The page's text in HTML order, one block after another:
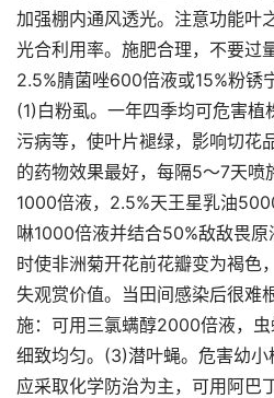
加强棚内通风透光。注意功能叶
光合利用率。施肥合理，不要过
2.5%腈菌唑600倍液或15%粉
(1)白粉虱。一年四季均可危害植
污病等，使叶片褪绿，影响切花
的药物效果最好，每隔5～7天喷
1000倍液，2.5%天王星乳油
啉1000倍液并结合50%敌敌畏
时使非洲菊开花前花瓣变为褐色
失观赏价值。当田间感染后很难
施：可用三氯螨醇2000倍液，
细致均匀。(3)潜叶蝇。危害幼小
应采取化学防治为主，可用阿